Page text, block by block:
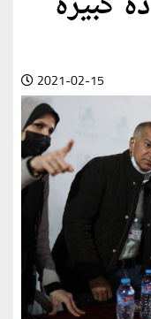
2021-02-15